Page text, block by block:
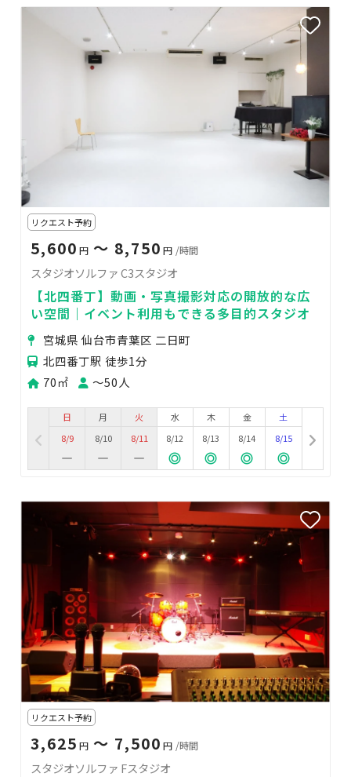
リクエスト予約
5,600 円 〜 8,750 円 /時間
スタジオソルファ C3スタジオ
【北四番丁】動画・写真撮影対応の開放的な広
い空間｜イベント利用もできる多目的スタジオ
宮城県 仙台市青葉区 二日町
北四番丁駅 徒歩1分
70㎡
〜50人
日
8/9
月
8/10
火
8/11
水
8/12
木
8/13
金
8/14
土
8/15
リクエスト予約
3,625 円 〜 7,500 円 /時間
スタジオソルファ Fスタジオ